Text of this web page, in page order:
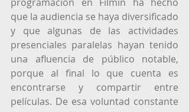
que la audiencia se haya diversificado
y que algunas de las actividades
presenciales paralelas hayan tenido
una afluencia de público notable,
porque al final lo que cuenta es
encontrarse y compartir entre
películas. De esa voluntad constante